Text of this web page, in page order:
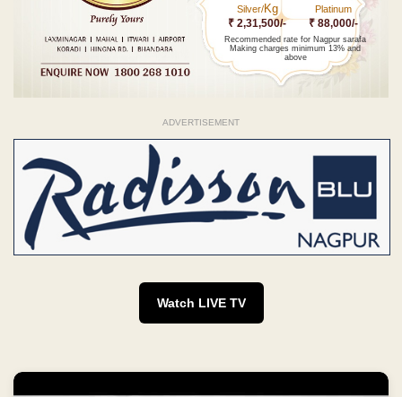
Silver/Kg
₹ 2,31,500/-
Platinum
₹ 88,000/-
Recommended rate for Nagpur sarafa
Making charges minimum 13% and
above
ADVERTISEMENT
Watch LIVE TV